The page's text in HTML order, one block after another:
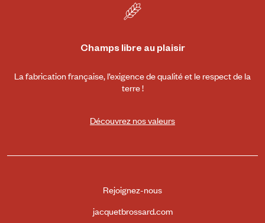
Champs libre au plaisir
La fabrication française, l’exigence de qualité et le respect de la
terre !
Découvrez nos valeurs
Rejoignez-nous
jacquetbrossard.com